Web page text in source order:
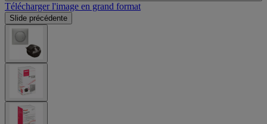
Télécharger l'image en grand format
Slide précédente